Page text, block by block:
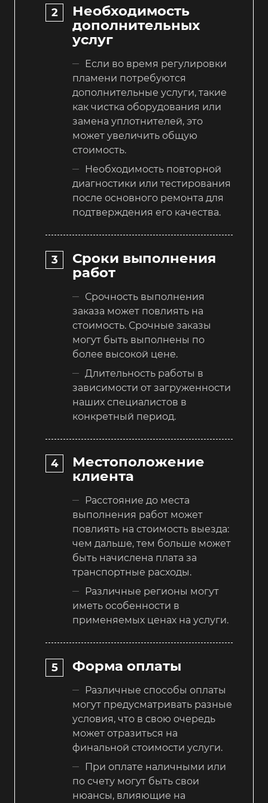
Необходимость
дополнительных
услуг
Если во время регулировки
пламени потребуются
дополнительные услуги, такие
как чистка оборудования или
замена уплотнителей, это
может увеличить общую
стоимость.
Необходимость повторной
диагностики или тестирования
после основного ремонта для
подтверждения его качества.
Сроки выполнения
работ
Срочность выполнения
заказа может повлиять на
стоимость. Срочные заказы
могут быть выполнены по
более высокой цене.
Длительность работы в
зависимости от загруженности
наших специалистов в
конкретный период.
Местоположение
клиента
Расстояние до места
выполнения работ может
повлиять на стоимость выезда:
чем дальше, тем больше может
быть начислена плата за
транспортные расходы.
Различные регионы могут
иметь особенности в
применяемых ценах на услуги.
Форма оплаты
Различные способы оплаты
могут предусматривать разные
условия, что в свою очередь
может отразиться на
финальной стоимости услуги.
При оплате наличными или
по счету могут быть свои
нюансы, влияющие на